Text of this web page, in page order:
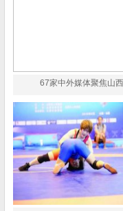
67家中外媒体聚焦山西